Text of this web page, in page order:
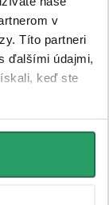
v
Títo partneri
ďalšími údajmi,
keď ste